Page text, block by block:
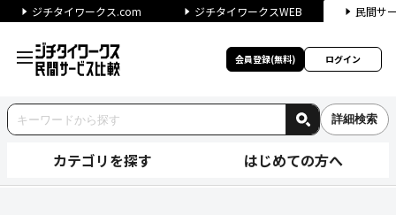
ジチタイワークス.com ジチタイワークスWEB 民間サ
会員登録(無料) ログイン
詳細検索
カテゴリを探す はじめての方へ